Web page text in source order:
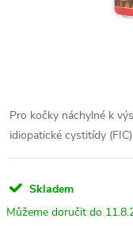
Pro kočky náchylné k
idiopatické cystitídy (FIC)
Skladem